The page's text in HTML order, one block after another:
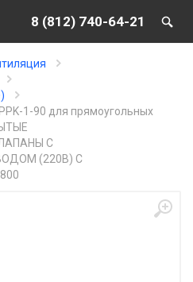
8 (812) 740-64-21
1-90 для прямоугольных
С
(220В) С